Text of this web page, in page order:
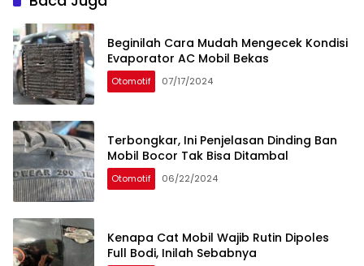
Beginilah Cara Mudah Mengecek Kondisi
Evaporator AC Mobil Bekas
Otomotif 07/17/2024
Terbongkar, Ini Penjelasan Dinding Ban
Mobil Bocor Tak Bisa Ditambal
Otomotif 06/22/2024
Kenapa Cat Mobil Wajib Rutin Dipoles
Full Bodi, Inilah Sebabnya